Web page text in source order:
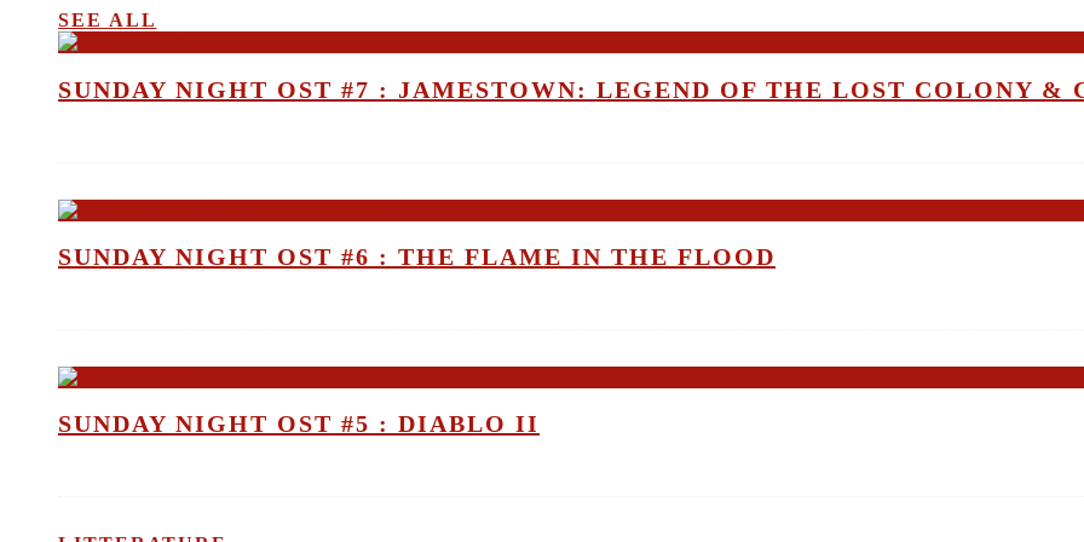
SEE ALL
SUNDAY NIGHT OST #7 : JAMESTOWN: LEGEND OF THE LOST COLONY &
SUNDAY NIGHT OST #6 : THE FLAME IN THE FLOOD
SUNDAY NIGHT OST #5 : DIABLO II